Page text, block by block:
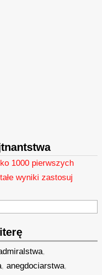
1000 pierwszych
wyniki zastosuj
,
,anegdociarstwa,